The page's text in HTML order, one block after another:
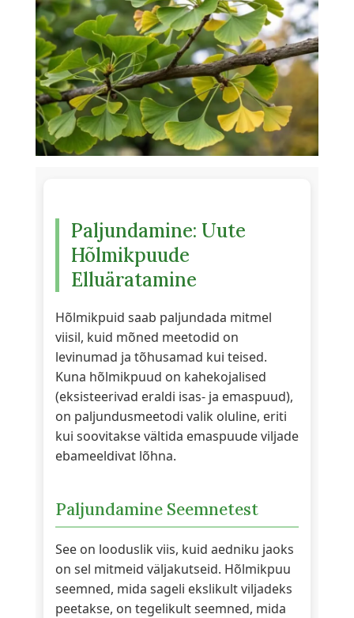
Paljundamine: Uute
Hõlmikpuude
Elluäratamine
Hõlmikpuid saab paljundada mitmel
viisil, kuid mõned meetodid on
levinumad ja tõhusamad kui teised.
Kuna hõlmikpuud on kahekojalised
(eksisteerivad eraldi isas- ja emaspuud),
on paljundusmeetodi valik oluline, eriti
kui soovitakse vältida emaspuude viljade
ebameeldivat lõhna.
Paljundamine Seemnetest
See on looduslik viis, kuid aedniku jaoks
on sel mitmeid väljakutseid. Hõlmikpuu
seemned, mida sageli ekslikult viljadeks
peetakse, on tegelikult seemned, mida